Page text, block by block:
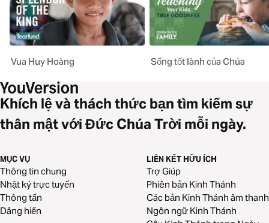
Vua Huy Hoàng Sống tốt lành của Chúa
Khích lệ và thách thức bạn tìm kiếm sự
thân mật với Đức Chúa Trời mỗi ngày.
MỤC VỤ
Thông tin chung
Nhật ký trực tuyến
Thông tấn
Dâng hiến
LIÊN KẾT HỮU ÍCH
Trợ Giúp
Phiên bản Kinh Thánh
Các bản Kinh Thánh âm thanh
Ngôn ngữ Kinh Thánh